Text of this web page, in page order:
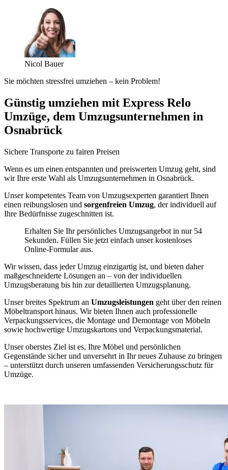
Nicol Bauer
Sie möchten stressfrei umziehen – kein Problem!
Günstig umziehen mit Express Relo
Umzüge, dem Umzugsunternehmen in
Osnabrück
Sichere Transporte zu fairen Preisen
Wenn es um einen entspannten und preiswerten Umzug geht, sind
wir Ihre erste Wahl als Umzugsunternehmen in Osnabrück.
Unser kompetentes Team von Umzugsexperten garantiert Ihnen
einen reibungslosen und sorgenfreien Umzug, der individuell auf
Ihre Bedürfnisse zugeschnitten ist.
Erhalten Sie Ihr persönliches Umzugsangebot in nur 54
Sekunden. Füllen Sie jetzt einfach unser kostenloses
Online-Formular aus.
Wir wissen, dass jeder Umzug einzigartig ist, und bieten daher
maßgeschneiderte Lösungen an – von der individuellen
Umzugsberatung bis hin zur detaillierten Umzugsplanung.
Unser breites Spektrum an Umzugsleistungen geht über den reinen
Möbeltransport hinaus. Wir bieten Ihnen auch professionelle
Verpackungsservices, die Montage und Demontage von Möbeln
sowie hochwertige Umzugskartons und Verpackungsmaterial.
Unser oberstes Ziel ist es, Ihre Möbel und persönlichen
Gegenstände sicher und unversehrt in Ihr neues Zuhause zu bringen
– unterstützt durch unseren umfassenden Versicherungsschutz für
Umzüge.